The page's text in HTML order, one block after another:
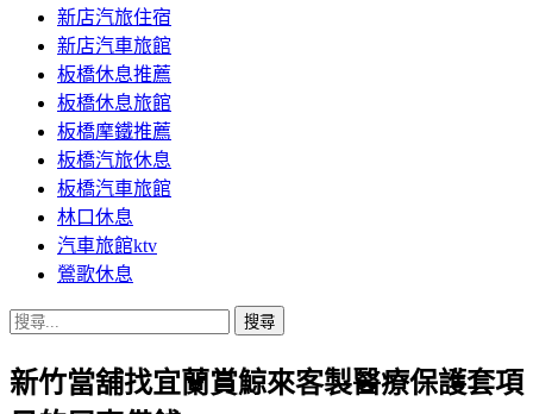
新店汽旅住宿
新店汽車旅館
板橋休息推薦
板橋休息旅館
板橋摩鐵推薦
板橋汽旅休息
板橋汽車旅館
林口休息
汽車旅館ktv
鶯歌休息
搜
關
鍵
新竹當舖找宜蘭賞鯨來客製醫療保護套項